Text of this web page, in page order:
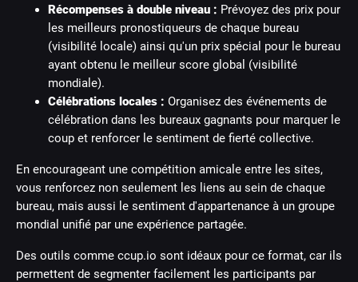
Récompenses à double niveau : Prévoyez des prix pour
les meilleurs pronostiqueurs de chaque bureau
(visibilité locale) ainsi qu'un prix spécial pour le bureau
ayant obtenu le meilleur score global (visibilité
mondiale).
Célébrations locales : Organisez des événements de
célébration dans les bureaux gagnants pour marquer le
coup et renforcer le sentiment de fierté collective.
En encourageant une compétition amicale entre les sites,
vous renforcez non seulement les liens au sein de chaque
bureau, mais aussi le sentiment d'appartenance à un groupe
mondial unifié par une expérience partagée.
Des outils comme ccup.io sont idéaux pour ce format, car ils
permettent de segmenter facilement les participants par